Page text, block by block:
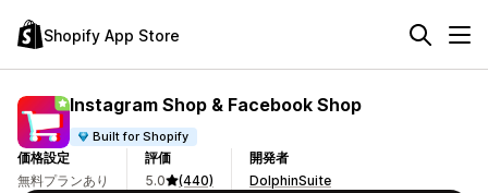
Shopify App Store
Instagram Shop & Facebook Shop
Built for Shopify
価格設定
無料プランあり
評価
5.0
(440)
開発者
DolphinSuite